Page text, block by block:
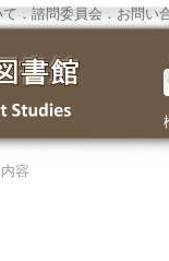
． 諮問委員会． お問い
容